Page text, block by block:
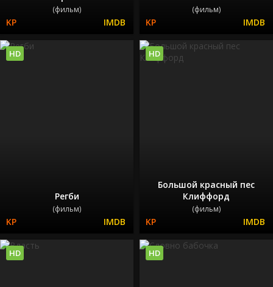
(фильм) (фильм)
Регби
(фильм)
HD
Большой красный пес
Клиффорд
(фильм)
HD
HD HD